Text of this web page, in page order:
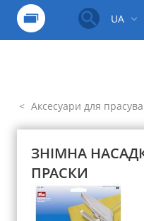
UA
Аксесуари для
ЗНІМНА
ПРАСКИ